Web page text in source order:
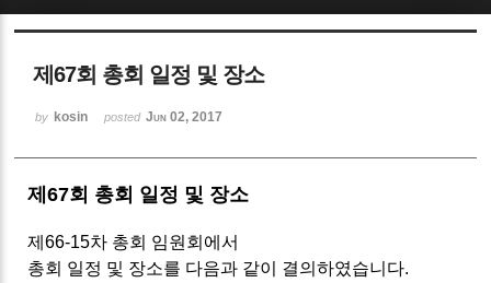
제67회 총회 일정 및 장소
by kosin posted Jun 02, 2017
제67회 총회 일정 및 장소
제66-15차 총회 임원회에서
총회 일정 및 장소를 다음과 같이 결의하였습니다.
Sketchbook5, 스케치북5
Sketchbook5, 스케치북5